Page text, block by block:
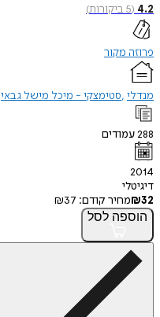
4.2
(
5ביקורות)
פרוזה מקור
מנדלי סטימצקי - מיכל מישל גבאי
288עמודים
2014
דיגיטלי
₪32 מחיר קודם: ₪37
הוספה לסל